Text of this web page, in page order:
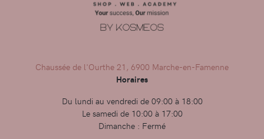
Chaussée de l'Ourthe 21, 6900 Marche-en-Famenne
Horaires
Du lundi au vendredi de 09:00 à 18:00
Le samedi de 10:00 à 17:00
Dimanche : Fermé